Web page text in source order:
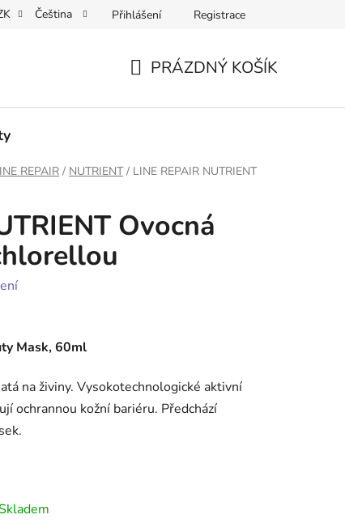
údajů
Čeština Přihlášení Registrace
PRÁZDNÝ KOŠÍK
REPAIR / NUTRIENT / LINE REPAIR NUTRIENT
Ovocná
Mask, 60ml
na živiny. Vysokotechnologické aktivní
ochrannou kožní bariéru. Předchází